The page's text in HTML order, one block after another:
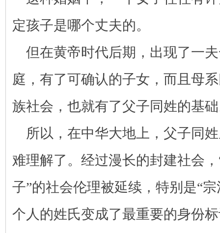
定孩子是哪个丈夫的。
但在黄帝时代后期，出现了一
庭，有了可确认的子女，而且母
族社会，也就有了父子同姓的基
所以，在中华大地上，父子同
难理解了。经过漫长的封建社会
子”的社会伦理被延续，特别是“
个人的姓氏变成了最重要的身份